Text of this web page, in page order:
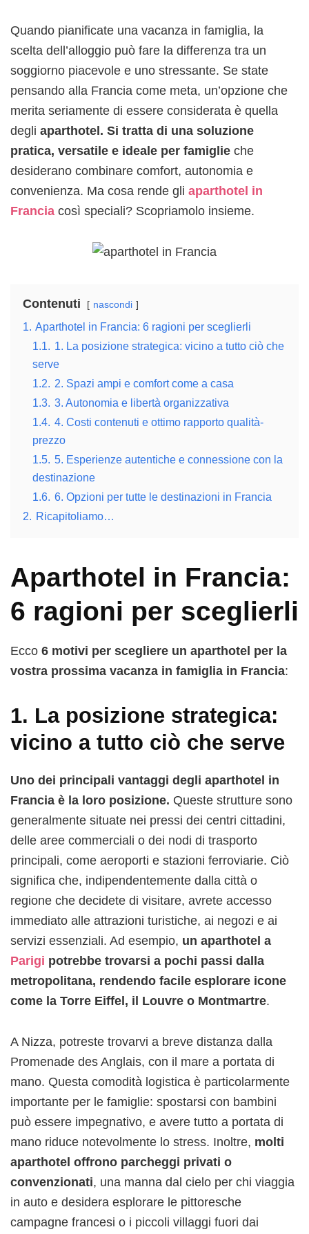
Quando pianificate una vacanza in famiglia, la
scelta dell’alloggio può fare la differenza tra un
soggiorno piacevole e uno stressante. Se state
pensando alla Francia come meta, un’opzione che
merita seriamente di essere considerata è quella
degli aparthotel. Si tratta di una soluzione
pratica, versatile e ideale per famiglie che
desiderano combinare comfort, autonomia e
convenienza. Ma cosa rende gli aparthotel in
Francia così speciali? Scopriamolo insieme.
Contenuti nascondi
1. Aparthotel in Francia: 6 ragioni per sceglierli
1.1. 1. La posizione strategica: vicino a tutto ciò che
serve
1.2. 2. Spazi ampi e comfort come a casa
1.3. 3. Autonomia e libertà organizzativa
1.4. 4. Costi contenuti e ottimo rapporto qualità-
prezzo
1.5. 5. Esperienze autentiche e connessione con la
destinazione
1.6. 6. Opzioni per tutte le destinazioni in Francia
2. Ricapitoliamo…
Aparthotel in Francia:
6 ragioni per sceglierli
Ecco 6 motivi per scegliere un aparthotel per la
vostra prossima vacanza in famiglia in Francia:
1. La posizione strategica:
vicino a tutto ciò che serve
Uno dei principali vantaggi degli aparthotel in
Francia è la loro posizione. Queste strutture sono
generalmente situate nei pressi dei centri cittadini,
delle aree commerciali o dei nodi di trasporto
principali, come aeroporti e stazioni ferroviarie. Ciò
significa che, indipendentemente dalla città o
regione che decidete di visitare, avrete accesso
immediato alle attrazioni turistiche, ai negozi e ai
servizi essenziali. Ad esempio, un aparthotel a
Parigi potrebbe trovarsi a pochi passi dalla
metropolitana, rendendo facile esplorare icone
come la Torre Eiffel, il Louvre o Montmartre.
A Nizza, potreste trovarvi a breve distanza dalla
Promenade des Anglais, con il mare a portata di
mano. Questa comodità logistica è particolarmente
importante per le famiglie: spostarsi con bambini
può essere impegnativo, e avere tutto a portata di
mano riduce notevolmente lo stress. Inoltre, molti
aparthotel offrono parcheggi privati o
convenzionati, una manna dal cielo per chi viaggia
in auto e desidera esplorare le pittoresche
campagne francesi o i piccoli villaggi fuori dai